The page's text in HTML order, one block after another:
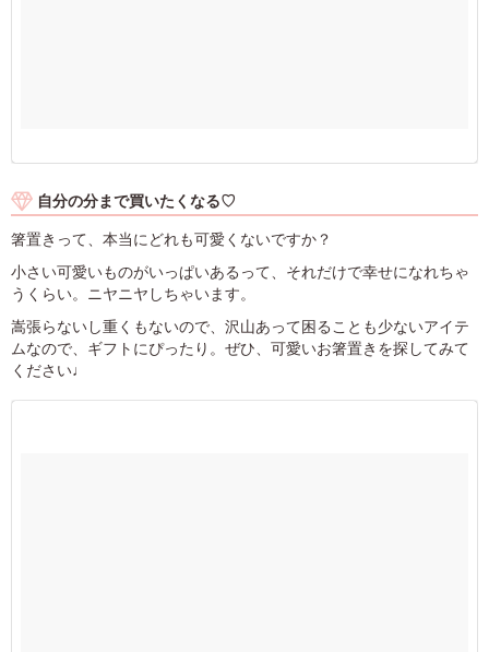
自分の分まで買いたくなる♡
箸置きって、本当にどれも可愛くないですか？
小さい可愛いものがいっぱいあるって、それだけで幸せになれちゃ
うくらい。ニヤニヤしちゃいます。
嵩張らないし重くもないので、沢山あって困ることも少ないアイテ
ムなので、ギフトにぴったり。ぜひ、可愛いお箸置きを探してみて
ください♩